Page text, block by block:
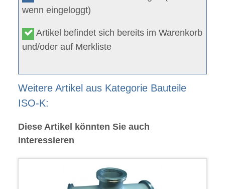
wenn eingeloggt)
Artikel befindet sich bereits im Warenkorb
und/oder auf Merkliste
Weitere Artikel aus Kategorie Bauteile
ISO-K:
Diese Artikel könnten Sie auch
interessieren